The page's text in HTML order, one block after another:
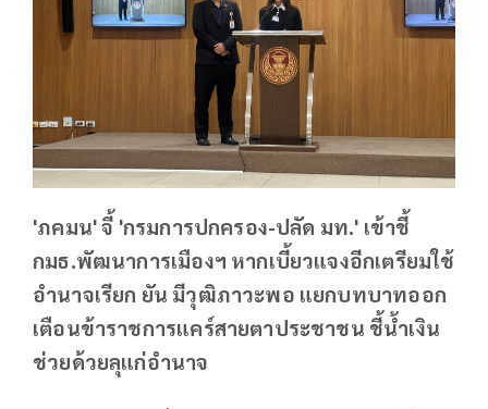
'ภคมน' จี้ 'กรมการปกครอง-ปลัด มท.' เข้าชี้
กมธ.พัฒนาการเมืองฯ หากเบี้ยวแจงอีกเตรียมใช้
อำนาจเรียก ยัน มีวุฒิภาวะพอ แยกบทบาทออก
เตือนข้าราชการแคร์สายตาประชาชน ชี้น้ำเงิน
ช่วยด้วยลุแก่อำนาจ